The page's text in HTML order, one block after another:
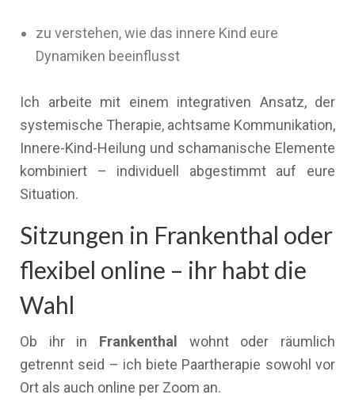
zu verstehen, wie das innere Kind eure
Dynamiken beeinflusst
Ich arbeite mit einem integrativen Ansatz, der
systemische Therapie, achtsame Kommunikation,
Innere-Kind-Heilung und schamanische Elemente
kombiniert – individuell abgestimmt auf eure
Situation.
Sitzungen in Frankenthal oder
flexibel online – ihr habt die
Wahl
Ob ihr in Frankenthal
wohnt oder räumlich
getrennt seid – ich biete Paartherapie sowohl vor
Ort als auch online per Zoom an.